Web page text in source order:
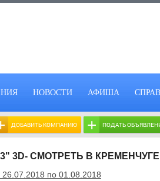
НОВОСТИ АФИША
ДОБАВИТЬ КОМПАНИЮ + ПОДАТЬ
3D- СМОТРЕТЬ В
26 .07.2018 по 01.08.2018